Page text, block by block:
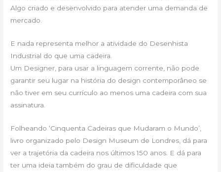
Algo criado e desenvolvido para atender uma demanda de
mercado.
E nada representa melhor a atividade do Desenhista
Industrial do que uma cadeira.
Um Designer, para usar a linguagem corrente, não pode
garantir seu lugar na história do design contemporâneo se
não tiver em seu currículo ao menos uma cadeira com sua
assinatura.
Folheando ‘Cinquenta Cadeiras que Mudaram o Mundo’,
livro organizado pelo Design Museum de Londres, dá para
ver a trajetória da cadeira nos últimos 150 anos. E dá para
ter uma ideia também do grau de dificuldade que